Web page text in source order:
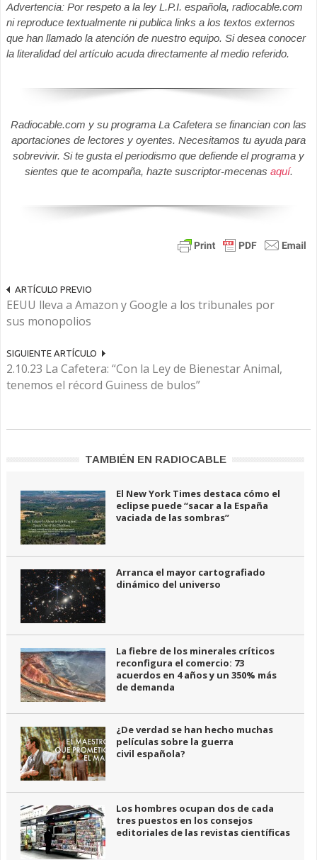
Advertencia: Por respeto a la ley L.P.I. española, radiocable.com
ni reproduce textualmente ni publica links a los textos externos
que han llamado la atención de nuestro equipo. Si desea conocer
la literalidad del artículo acuda directamente al medio referido.
Radiocable.com y su programa La Cafetera se financian con las
aportaciones de lectores y oyentes. Necesitamos tu ayuda para
sobrevivir. Si te gusta el periodismo que defiende el programa y
sientes que te acompaña, hazte suscriptor-mecenas aquí.
ARTÍCULO PREVIO
EEUU lleva a Amazon y Google a los tribunales por
sus monopolios
SIGUIENTE ARTÍCULO
2.10.23 La Cafetera: “Con la Ley de Bienestar Animal,
tenemos el récord Guiness de bulos”
TAMBIÉN EN RADIOCABLE
El New York Times destaca cómo el
eclipse puede “sacar a la España
vaciada de las sombras”
Arranca el mayor cartografiado
dinámico del universo
La fiebre de los minerales críticos
reconfigura el comercio: 73
acuerdos en 4 años y un 350% más
de demanda
¿De verdad se han hecho muchas
películas sobre la guerra
civil española?
Los hombres ocupan dos de cada
tres puestos en los consejos
editoriales de las revistas científicas